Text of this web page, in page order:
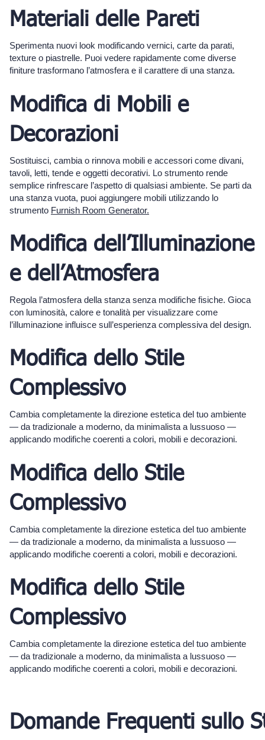
Materiali delle Pareti
Sperimenta nuovi look modificando vernici, carte da parati,
texture o piastrelle. Puoi vedere rapidamente come diverse
finiture trasformano l’atmosfera e il carattere di una stanza.
Modifica di Mobili e
Decorazioni
Sostituisci, cambia o rinnova mobili e accessori come divani,
tavoli, letti, tende e oggetti decorativi. Lo strumento rende
semplice rinfrescare l’aspetto di qualsiasi ambiente. Se parti da
una stanza vuota, puoi aggiungere mobili utilizzando lo
strumento Furnish Room Generator.
Modifica dell’Illuminazione
e dell’Atmosfera
Regola l’atmosfera della stanza senza modifiche fisiche. Gioca
con luminosità, calore e tonalità per visualizzare come
l’illuminazione influisce sull’esperienza complessiva del design.
Modifica dello Stile
Complessivo
Cambia completamente la direzione estetica del tuo ambiente
— da tradizionale a moderno, da minimalista a lussuoso —
applicando modifiche coerenti a colori, mobili e decorazioni.
Modifica dello Stile
Complessivo
Cambia completamente la direzione estetica del tuo ambiente
— da tradizionale a moderno, da minimalista a lussuoso —
applicando modifiche coerenti a colori, mobili e decorazioni.
Modifica dello Stile
Complessivo
Cambia completamente la direzione estetica del tuo ambiente
— da tradizionale a moderno, da minimalista a lussuoso —
applicando modifiche coerenti a colori, mobili e decorazioni.
Domande Frequenti sullo